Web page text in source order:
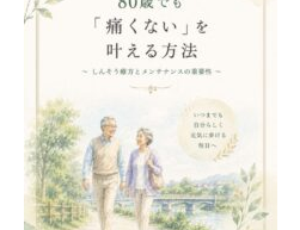
営業案内と料金